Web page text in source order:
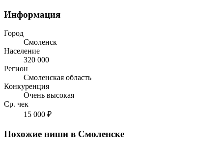
Информация
Город
Смоленск
Население
320 000
Регион
Смоленская область
Конкуренция
Очень высокая
Ср. чек
15 000 ₽
Похожие ниши в Смоленске